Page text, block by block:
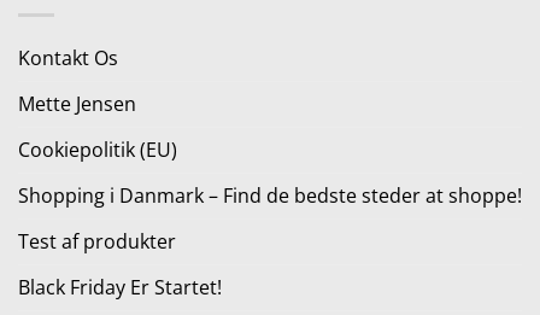
Kontakt Os
Mette Jensen
Cookiepolitik (EU)
Shopping i Danmark – Find de bedste steder at shoppe!
Test af produkter
Black Friday Er Startet!